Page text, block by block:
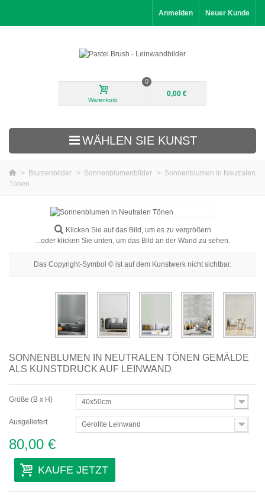
Anmelden Neuer Kunde
Warenkorb
0
0,00 €
WÄHLEN SIE KUNST
Neuheiten
Landschaftsbilder
Blumenbilder
> Blumenbilder > Sonnenblumenbilder > Sonnenblumen In Neutralen
Tönen
Klicken Sie auf das Bild, um es zu vergrößern
...oder klicken Sie unten, um das Bild an der Wand zu sehen.
Das Copyright-Symbol © ist auf dem Kunstwerk nicht sichtbar.
SONNENBLUMEN IN NEUTRALEN TÖNEN GEMÄLDE
ALS KUNSTDRUCK AUF LEINWAND
Größe (B x H) 40x50cm
Ausgeliefert Gerollte Leinwand
80,00 €
KAUFE JETZT